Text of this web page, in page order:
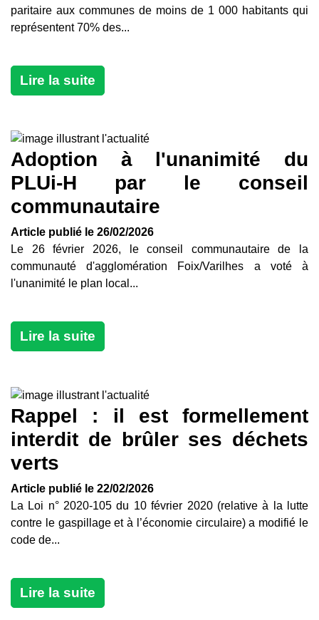
paritaire aux communes de moins de 1 000 habitants qui
représentent 70% des...
Lire la suite
Adoption à l'unanimité du
PLUi-H par le conseil
communautaire
Article publié le 26/02/2026
Le 26 février 2026, le conseil communautaire de la
communauté d'agglomération Foix/Varilhes a voté à
l'unanimité le plan local...
Lire la suite
Rappel : il est formellement
interdit de brûler ses déchets
verts
Article publié le 22/02/2026
La Loi n° 2020-105 du 10 février 2020 (relative à la lutte
contre le gaspillage et à l’économie circulaire) a modifié le
code de...
Lire la suite